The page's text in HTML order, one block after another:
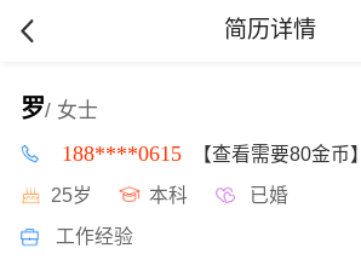
简历详情
罗/ 女士
188****0615 【查看需要80金币】
25岁 本科 已婚
工作经验